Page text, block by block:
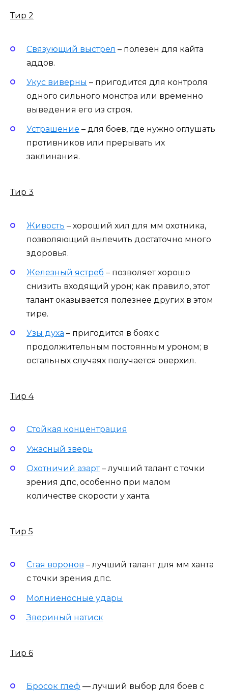
Тир 2
Связующий выстрел – полезен для кайта
аддов.
Укус виверны – пригодится для контроля
одного сильного монстра или временно
выведения его из строя.
Устрашение – для боев, где нужно оглушать
противников или прерывать их
заклинания.
Тир 3
Живость – хороший хил для мм охотника,
позволяющий вылечить достаточно много
здоровья.
Железный ястреб – позволяет хорошо
снизить входящий урон; как правило, этот
талант оказывается полезнее других в этом
тире.
Узы духа – пригодится в боях с
продолжительным постоянным уроном; в
остальных случаях получается оверхил.
Тир 4
Стойкая концентрация
Ужасный зверь
Охотничий азарт– лучший талант с точки
зрения дпс, особенно при малом
количестве скорости у ханта.
Тир 5
Стая воронов – лучший талант для мм ханта
с точки зрения дпс.
Молниеносные удары
Звериный натиск
Тир 6
Бросок глеф — лучший выбор для боев с